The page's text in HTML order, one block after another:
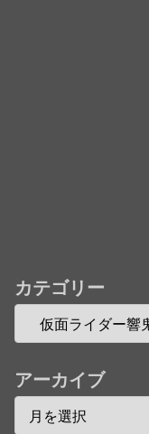
カテゴリー
アーカイブ